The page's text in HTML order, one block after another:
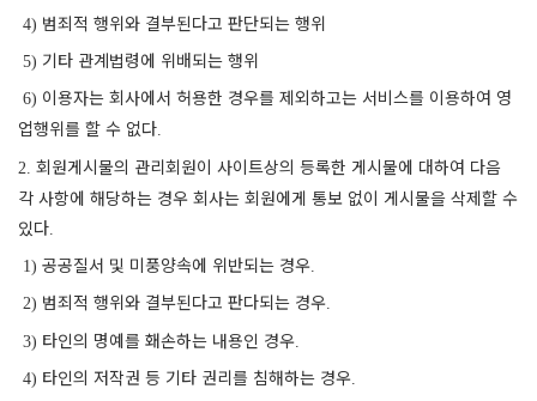
4) 범죄적 행위와 결부된다고 판단되는 행위
5) 기타 관계법령에 위배되는 행위
6) 이용자는 회사에서 허용한 경우를 제외하고는 서비스를 이용하여 영
업행위를 할 수 없다.
2. 회원게시물의 관리회원이 사이트상의 등록한 게시물에 대하여 다음
각 사항에 해당하는 경우 회사는 회원에게 통보 없이 게시물을 삭제할 수
있다
1) 공공질서 및 미풍양속에 위반되는 경우.
2) 범죄적 행위와 결부된다고 판다되는 경우.
3) 타인의 명예를 홰손하는 내용인 경우
4) 타인의 저작권 등 기타 권리를 침해하는 경우.